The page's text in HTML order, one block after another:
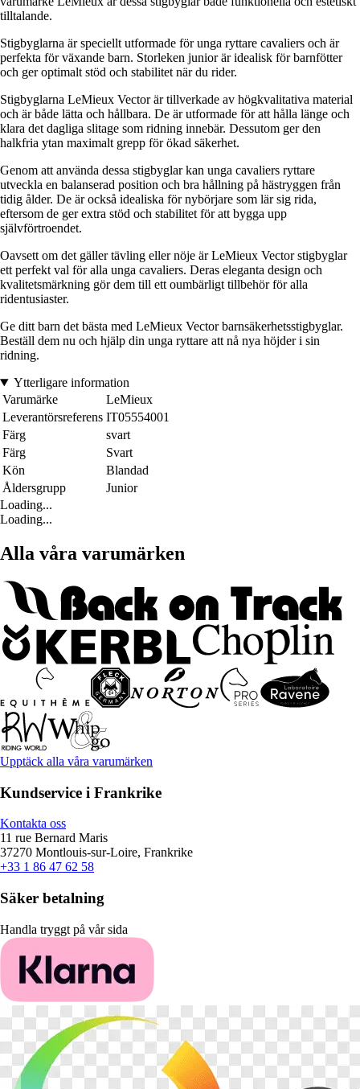
tilltalande.
Stigbyglarna är speciellt utformade för unga ryttare cavaliers och är
perfekta för växande barn. Storleken junior är idealisk för barnfötter
och ger optimalt stöd och stabilitet när du rider.
Stigbyglarna LeMieux Vector är tillverkade av högkvalitativa material
och är både lätta och hållbara. De är utformade för att hålla länge och
klara det dagliga slitage som ridning innebär. Dessutom ger den
halkfria ytan maximalt grepp för ökad säkerhet.
Genom att använda dessa stigbyglar kan unga cavaliers ryttare
utveckla en balanserad position och bra hållning på hästryggen från
tidig ålder. De är också idealiska för nybörjare som lär sig rida,
eftersom de ger extra stöd och stabilitet för att bygga upp
självförtroendet.
Oavsett om det gäller tävling eller nöje är LeMieux Vector stigbyglar
ett perfekt val för alla unga cavaliers. Deras eleganta design och
kvalitetsmärkning gör dem till ett oumbärligt tillbehör för alla
ridentusiaster.
Ge ditt barn det bästa med LeMieux Vector barnsäkerhetsstigbyglar.
Beställ dem nu och hjälp din unga ryttare att nå nya höjder i sin
ridning.
Ytterligare information
Varumärke
LeMieux
Leverantörsreferens IT05554001
Färg
svart
Färg
Svart
Kön
Blandad
Åldersgrupp
Junior
Loading...
Loading...
Alla våra varumärken
Upptäck alla våra varumärken
Kundservice i Frankrike
Kontakta oss
11 rue Bernard Maris
37270 Montlouis-sur-Loire, Frankrike
+33 1 86 47 62 58
Säker betalning
Handla tryggt på vår sida